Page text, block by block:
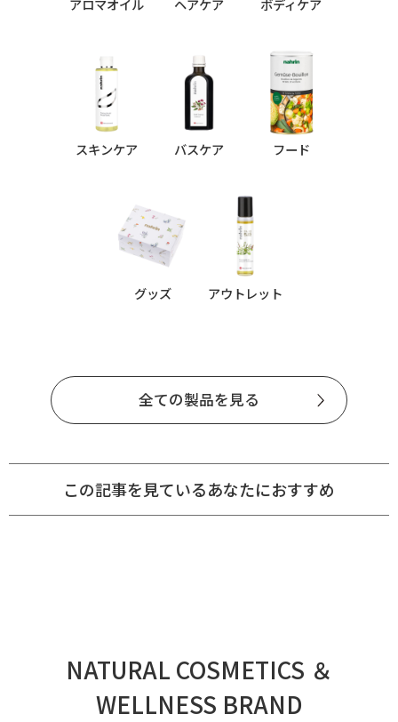
アロマオイル ヘアケア ボディケア
スキンケア バスケア フード
グッズ アウトレット
全ての製品を見る
この記事を見ているあなたにおすすめ
NATURAL COSMETICS ＆
WELLNESS BRAND